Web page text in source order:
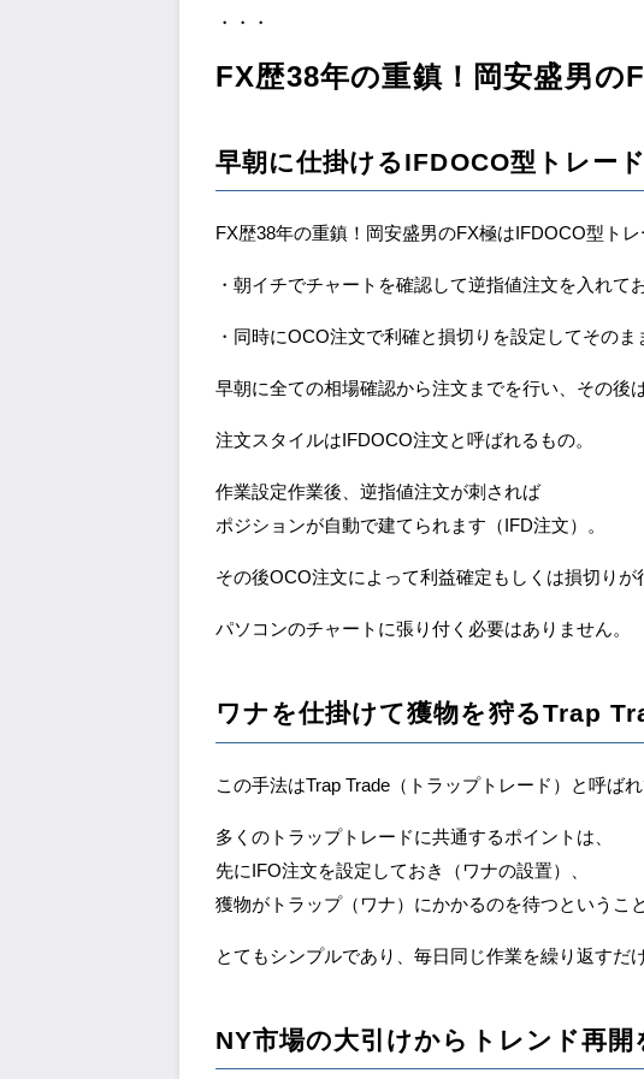
・・・
FX歴38年の重鎮！岡安盛男の
早朝に仕掛けるIFDOCO型トレー
FX歴38年の重鎮！岡安盛男のFX極はIFDOCO型トレ
・朝イチでチャートを確認して逆指値注文を入れて
・同時にOCO注文で利確と損切りを設定してそのま
早朝に全ての相場確認から注文までを行い、その後
注文スタイルはIFDOCO注文と呼ばれるもの。
作業設定作業後、逆指値注文が刺されば
ポジションが自動で建てられます（IFD注文）。
その後OCO注文によって利益確定もしくは損切りが
パソコンのチャートに張り付く必要はありません。
ワナを仕掛けて獲物を狩るTrap
この手法はTrap Trade（トラップトレード）と呼ばれ
多くのトラップトレードに共通するポイントは、
先にIFO注文を設定しておき（ワナの設置）、
獲物がトラップ（ワナ）にかかるのを待つということ
とてもシンプルであり、毎日同じ作業を繰り返すだ
NY市場の大引けからトレンド再開